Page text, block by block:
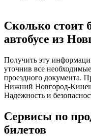
Сколько стоит
автобусе из
Получить эту
уточнив все
проездного документа.
Нижний Новгород-
Надежность и
Сервисы по
билетов